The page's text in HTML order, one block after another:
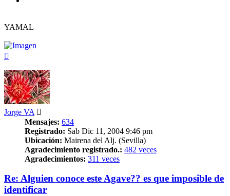
YAMAL
Jorge VA
Mensajes: 634
Registrado: Sab Dic 11, 2004 9:46 pm
Ubicación: Mairena del Alj. (Sevilla)
Agradecimiento registrado.: 482 veces
Agradecimientos: 311 veces
Re: Alguien conoce este Agave?? es que imposible de
identificar